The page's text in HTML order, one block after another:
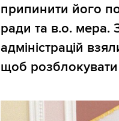
припинити його
ради та в.о. мера.
адміністрацій
щоб розблокувати